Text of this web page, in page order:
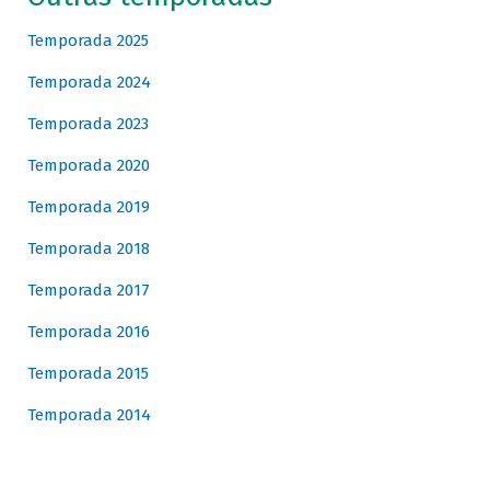
Temporada 2025
Temporada 2024
Temporada 2023
Temporada 2020
Temporada 2019
Temporada 2018
Temporada 2017
Temporada 2016
Temporada 2015
Temporada 2014